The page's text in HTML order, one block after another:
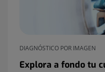
DIAGNÓSTICO POR IMAGEN
Explora a fondo tu